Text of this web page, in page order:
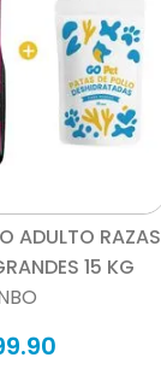
ADULTO RAZAS
15 KG
.90